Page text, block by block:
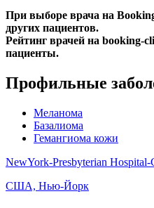
При выборе врача на
других пациентов.
Рейтинг врачей на booking-
пациенты.
Профильные
Меланома
Базалиома
Гемангиома кожи
NewYork-Presbyterian
США, Нью-Йорк